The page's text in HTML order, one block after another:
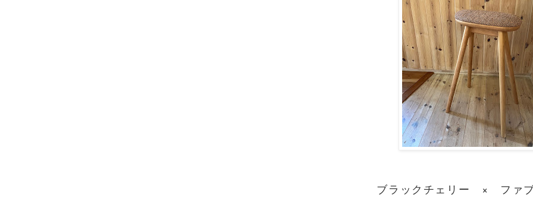
ブラックチェリー × ファ